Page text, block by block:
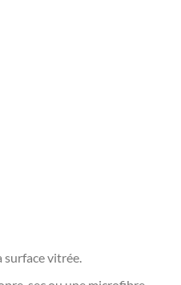
vitrée.